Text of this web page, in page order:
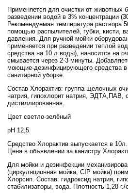
Применяется для очистки от животных
разведении водой в 3% концентрации
Рекомендуемая температура раствора
помощью распылителей, губки, кисти,
давления. Для ручной мойки
применяется при разведении теплой
средства на 10 л воды), наносится на
смывается через 2-3 минуты.
моющие-дезинфицирующего средства в
санитарной уборке.
Состав Хлорактив: группа щелочных
натрия, гипохлорит натрия, ЭДТА,ПАВ,
дистиллированная.
Цвет светло-зелёный
pH 12,5
Средство Хлорактив выпускается в
Цена в объявлении за канистру
Для мойки и дезинфекции
(циркуляционная мойка, CIP мойка)
Хлорсип. Состав: гидроксид натрия,
стабилизаторы, вода. Плотность 1,28